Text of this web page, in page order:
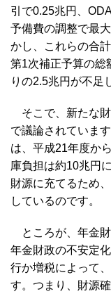
引で0.25兆円、
予備費の調整で最
かし、これらの合
第1次補正予算の総
りの2.5兆円が不足
そこで、新たな
で議論されていま
は、平成21年度か
庫負担は約10兆円
財源に充てるため
しているのです。
ところが、年金財
年金財政の不安定
行か増税によって
す。つまり、財源